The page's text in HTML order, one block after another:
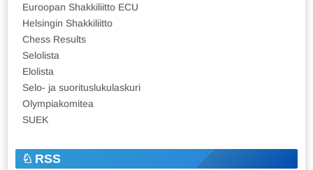
Euroopan Shakkiliitto ECU
Helsingin Shakkiliitto
Chess Results
Selolista
Elolista
Selo- ja suorituslukulaskuri
Olympiakomitea
SUEK
RSS